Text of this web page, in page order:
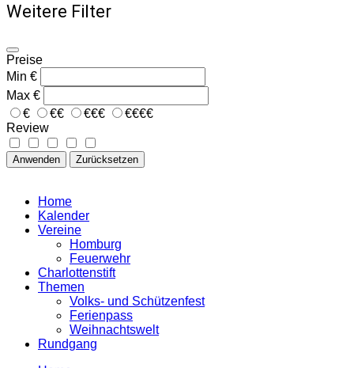
Weitere Filter
Preise
Min €
Max €
€
€€ €€€
€€€€
Review
Anwenden Zurücksetzen
Home
Kalender
Vereine
Homburg
Feuerwehr
Charlottenstift
Themen
Volks- und Schützenfest
Ferienpass
Weihnachtswelt
Rundgang